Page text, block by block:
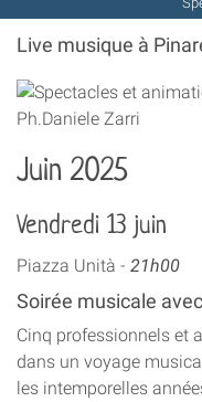
Live musique à
Juin 2025
Vendredi 13 juin
Piazza Unità - 21h00
Soirée musicale
Cinq professionnels et
dans un voyage
les intemporelles